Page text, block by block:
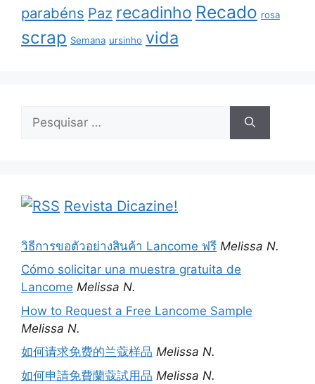
parabéns Paz recadinho Recado rosa
scrap Semana ursinho vida
por:
Revista Dicazine!
วิธีการขอตัวอย่างสินค้า Lancome ฟรี Melissa N.
Cómo solicitar una muestra gratuita de
Lancome Melissa N.
How to Request a Free Lancome Sample
Melissa N.
如何请求免费的兰蔻样品 Melissa N.
如何申請免費蘭蔻試用品 Melissa N.